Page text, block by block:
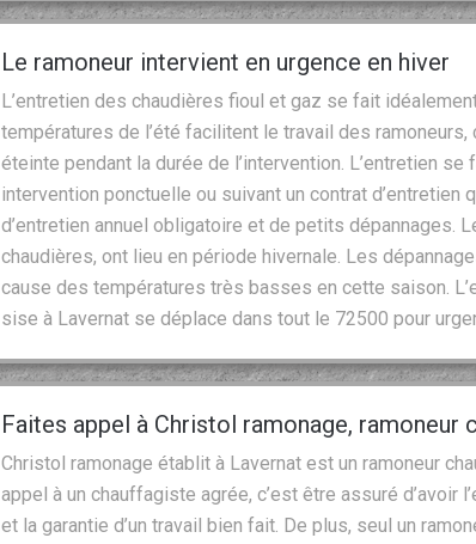
Le ramoneur intervient en urgence en hiver
L’entretien des chaudières fioul et gaz se fait
températures de l’été facilitent le travail des ramoneurs,
éteinte pendant la durée de l’intervention. L’entretien se
intervention ponctuelle ou suivant un contrat d’entretien
d’entretien annuel obligatoire et de petits dépannages.
chaudières, ont lieu en période hivernale. Les
cause des températures très basses en cette saison.
sise à Lavernat se déplace dans tout le 72500 pour
Faites appel à Christol ramonage, ramoneur
Christol ramonage établit à Lavernat est un ramoneur
appel à un chauffagiste agrée, c’est être assuré d’avoir
et la garantie d’un travail bien fait. De plus, seul un